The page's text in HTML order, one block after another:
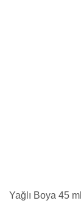
Yağlı Boya 45